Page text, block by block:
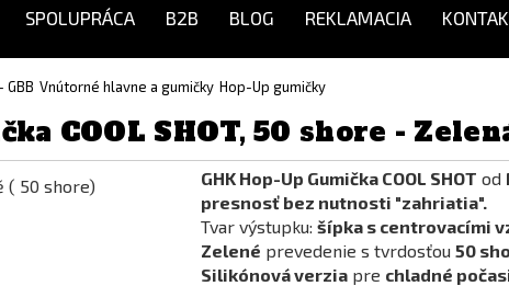
SPOLUPRÁCA B2B BLOG REKLAMACIA
Vnútorné hlavne a gumičky Hop-Up gumičky
COOL SHOT, 50 shore -
GHK Hop-Up Gumička COOL SHOT od
presnosť bez nutnosti "zahriatia".
Tvar výstupku: šípka s centrovacími
Zelené prevedenie s tvrdosťou 50
Silikónová verzia pre chladné